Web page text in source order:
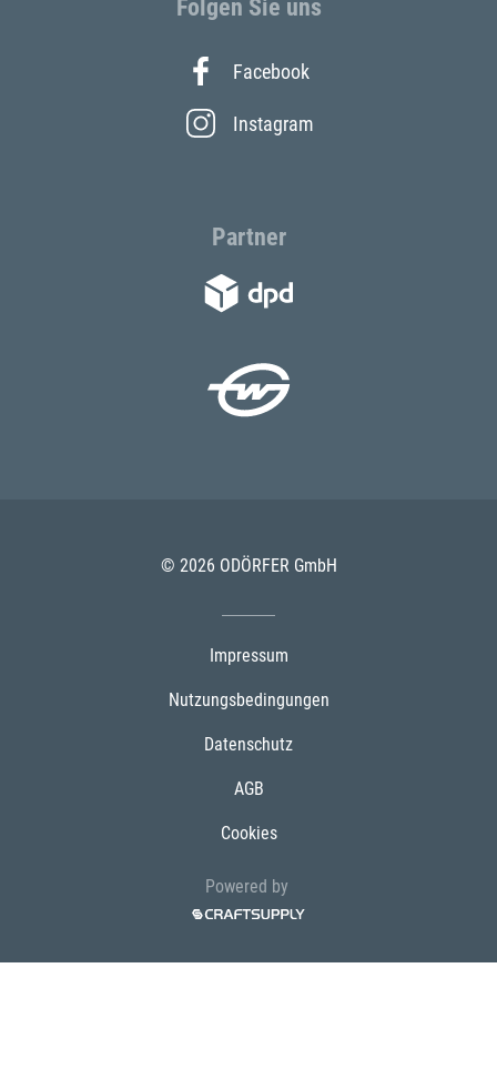
Folgen Sie uns
Facebook
Instagram
Partner
© 2026 ODÖRFER GmbH
Impressum
Nutzungsbedingungen
Datenschutz
AGB
Cookies
Powered by